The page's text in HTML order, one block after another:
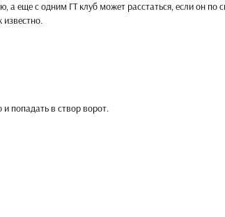
а еще с одним ГТ клуб может расстаться, если он по
известно.
попадать в створ ворот.